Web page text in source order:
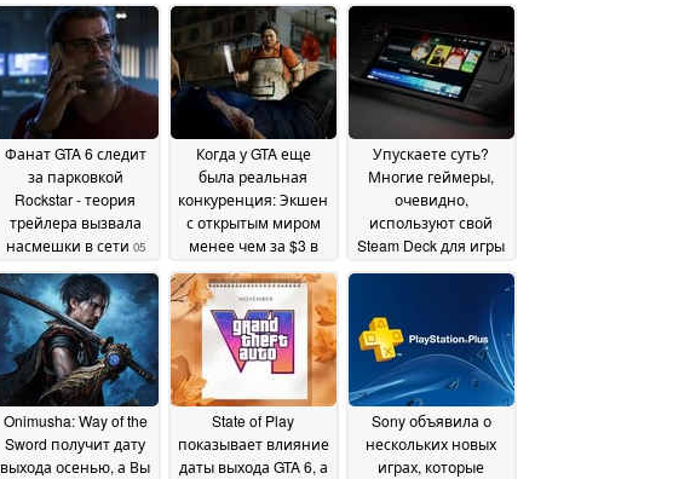
Фанат GTA 6 следит
за парковкой
Rockstar - теория
трейлера вызвала
насмешки в сети 05
June 2026
Когда у GTA еще
была реальная
конкуренция: Экшен
с открытым миром
менее чем за $3 в
04 June 2026
Упускаете суть?
Многие геймеры,
очевидно,
используют свой
Steam Deck для игры
04
Onimusha: Way of the
Sword получит дату
выхода осенью, а Вы
State of Play
показывает влияние
даты выхода GTA 6, а
Sony объявила о
нескольких новых
играх, которые